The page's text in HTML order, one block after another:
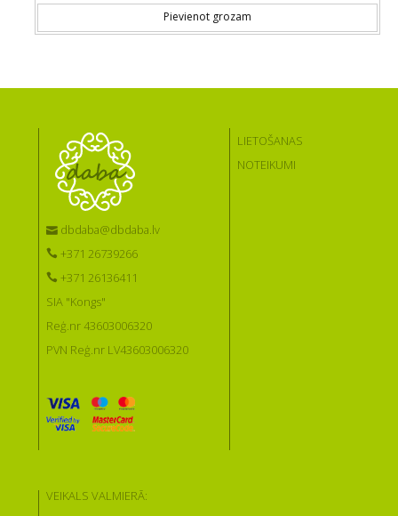
Pievienot grozam
dbdaba@dbdaba.lv
+371 26739266
+371 26136411
SIA "Kongs"
Reģ.nr 43603006320
PVN Reģ.nr LV43603006320
LIETOŠANAS
NOTEIKUMI
VEIKALS VALMIERĀ: